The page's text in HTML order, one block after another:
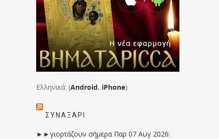
Ελληνικά: (Android, iPhone)
ΣΥΝΑΞΆΡΙ
►►γιορτάζουν σήμερα Παρ 07 Αυγ 2026: